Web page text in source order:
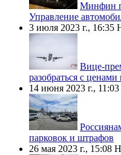
Минфин
Управление
3 июля 2023 г., 16:35
Вице-
разобраться с
14 июня 2023 г., 11:03
парковок и штрафов
26 мая 2023 г., 15:08